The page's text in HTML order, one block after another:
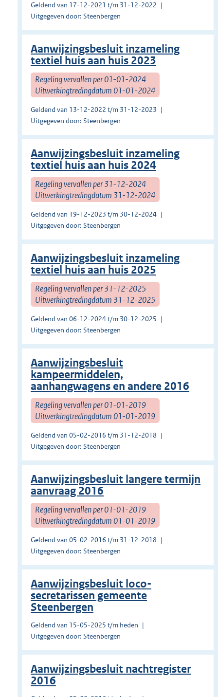
Geldend van 17-12-2021 t/m 31-12-2022
Uitgegeven door: Steenbergen
Aanwijzingsbesluit inzameling
textiel huis aan huis 2023
Regeling vervallen per 01-01-2024
Uitwerkingtredingdatum 01-01-2024
Geldend van 13-12-2022 t/m 31-12-2023
Uitgegeven door: Steenbergen
Aanwijzingsbesluit inzameling
textiel huis aan huis 2024
Regeling vervallen per 31-12-2024
Uitwerkingtredingdatum 31-12-2024
Geldend van 19-12-2023 t/m 30-12-2024
Uitgegeven door: Steenbergen
Aanwijzingsbesluit inzameling
textiel huis aan huis 2025
Regeling vervallen per 31-12-2025
Uitwerkingtredingdatum 31-12-2025
Geldend van 06-12-2024 t/m 30-12-2025
Uitgegeven door: Steenbergen
Aanwijzingsbesluit
kampeermiddelen,
aanhangwagens en andere 2016
Regeling vervallen per 01-01-2019
Uitwerkingtredingdatum 01-01-2019
Geldend van 05-02-2016 t/m 31-12-2018
Uitgegeven door: Steenbergen
Aanwijzingsbesluit langere termijn
aanvraag 2016
Regeling vervallen per 01-01-2019
Uitwerkingtredingdatum 01-01-2019
Geldend van 05-02-2016 t/m 31-12-2018
Uitgegeven door: Steenbergen
Aanwijzingsbesluit loco-
secretarissen gemeente
Steenbergen
Geldend van 15-05-2025 t/m heden
Uitgegeven door: Steenbergen
Aanwijzingsbesluit nachtregister
2016